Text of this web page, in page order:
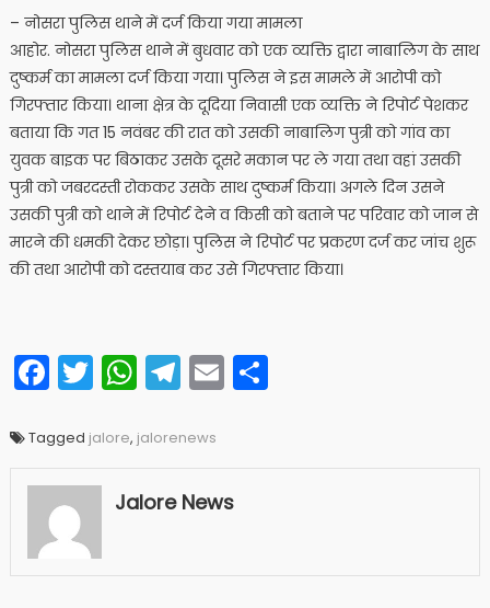
– नोसरा पुलिस थाने में दर्ज किया गया मामला
आहोर. नोसरा पुलिस थाने में बुधवार को एक व्यक्ति द्वारा नाबालिग के साथ
दुष्कर्म का मामला दर्ज किया गया। पुलिस ने इस मामले में आरोपी को
गिरफ्तार किया। थाना क्षेत्र के दूदिया निवासी एक व्यक्ति ने रिपोर्ट पेशकर
बताया कि गत 15 नवंबर की रात को उसकी नाबालिग पुत्री को गांव का
युवक बाइक पर बिठाकर उसके दूसरे मकान पर ले गया तथा वहां उसकी
पुत्री को जबरदस्ती रोककर उसके साथ दुष्कर्म किया। अगले दिन उसने
उसकी पुत्री को थाने में रिपोर्ट देने व किसी को बताने पर परिवार को जान से
मारने की धमकी देकर छोड़ा। पुलिस ने रिपोर्ट पर प्रकरण दर्ज कर जांच शुरू
की तथा आरोपी को दस्तयाब कर उसे गिरफ्तार किया।
Facebook
Twitter
WhatsApp
Telegram
EmailShare
Tagged jalore, jalorenews
Jalore News